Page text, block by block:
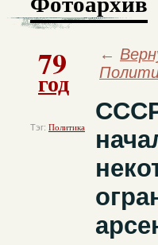
79
год
Тэг: Политика
←